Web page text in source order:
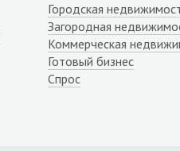
Городская
Загородная
Коммерческая
Готовый бизнес
Спрос